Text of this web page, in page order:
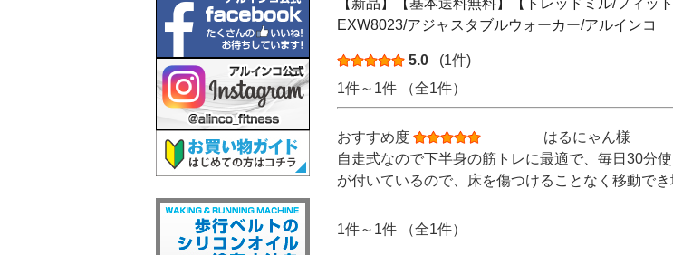
【新品】【基本送料無料】【トレッドミル/フィッ
EXW8023/アジャスタブルウォーカー/アルインコ
5.0 (1件)
1件～1件 （全1件）
おすすめ度 はるにゃん様
自走式なので下半身の筋トレに最適で、毎日30分
が付いているので、床を傷つけることなく移動でき
1件～1件 （全1件）